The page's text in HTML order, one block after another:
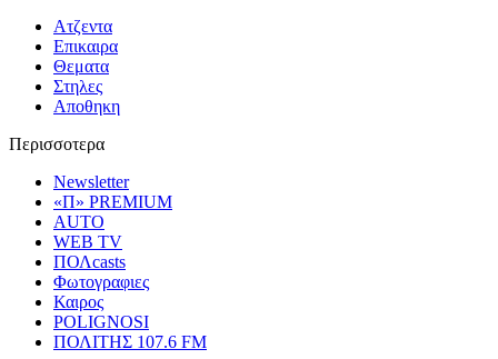
Ατζεντα
Επικαιρα
Θεματα
Στηλες
Αποθηκη
Περισσοτερα
Newsletter
«Π» PREMIUM
AUTO
WEB TV
ΠΟΛcasts
Φωτογραφιες
Καιρος
POLIGNOSI
ΠΟΛΙΤΗΣ 107.6 FM